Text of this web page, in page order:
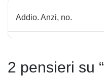
a
i
Addio. Anzi, no.
2 pensieri su “